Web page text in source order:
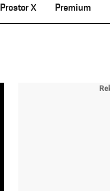
Prostor X Premium